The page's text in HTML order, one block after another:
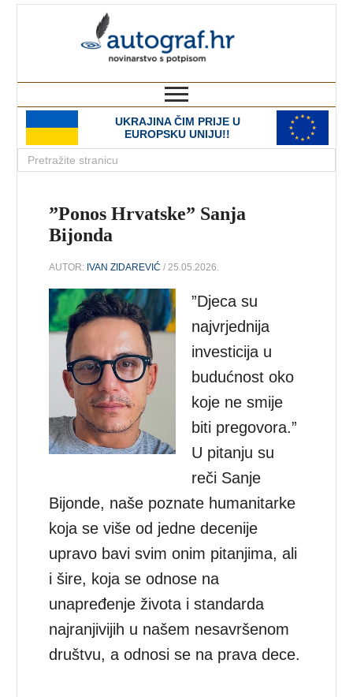
UKRAJINA ČIM PRIJE U
EUROPSKU UNIJU!!
”Ponos Hrvatske” Sanja
Bijonda
AUTOR: IVAN ZIDAREVIĆ / 25.05.2026.
”Djeca su
najvrjednija
investicija u
budućnost oko
koje ne smije
biti pregovora.”
U pitanju su
reči Sanje
Bijonde, naše poznate humanitarke
koja se više od jedne decenije
upravo bavi svim onim pitanjima, ali
i šire, koja se odnose na
unapređenje života i standarda
najranjivijih u našem nesavršenom
društvu, a odnosi se na prava dece.